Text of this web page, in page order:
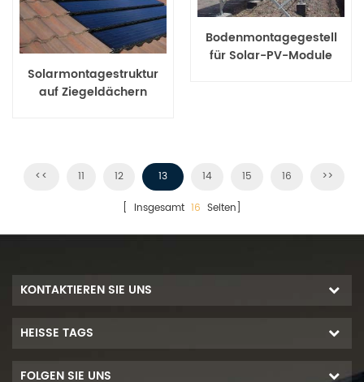
Solarmontagestruktur
auf Ziegeldächern
Bodenmontagegestell
für Solar-PV-Module
<< 11 12 13 14 15 16 >>
[ Insgesamt 16 Seiten]
KONTAKTIEREN SIE UNS
HEISSE TAGS
FOLGEN SIE UNS